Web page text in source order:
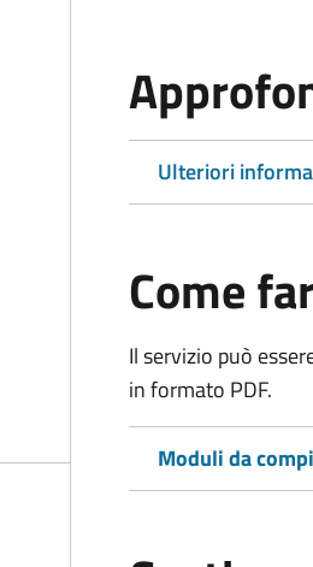
Ulteriori
Come
Il servizio può
in formato PDF.
Moduli da